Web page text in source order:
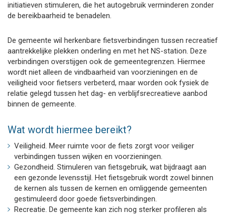
initiatieven stimuleren, die het autogebruik verminderen zonder
de bereikbaarheid te benadelen.
De gemeente wil herkenbare fietsverbindingen tussen recreatief
aantrekkelijke plekken onderling en met het NS-station. Deze
verbindingen overstijgen ook de gemeentegrenzen. Hiermee
wordt niet alleen de vindbaarheid van voorzieningen en de
veiligheid voor fietsers verbeterd, maar worden ook fysiek de
relatie gelegd tussen het dag- en verblijfsrecreatieve aanbod
binnen de gemeente.
Wat wordt hiermee bereikt?
Veiligheid. Meer ruimte voor de fiets zorgt voor veiliger
verbindingen tussen wijken en voorzieningen.
Gezondheid. Stimuleren van fietsgebruik, wat bijdraagt aan
een gezonde levensstijl. Het fietsgebruik wordt zowel binnen
de kernen als tussen de kernen en omliggende gemeenten
gestimuleerd door goede fietsverbindingen.
Recreatie. De gemeente kan zich nog sterker profileren als